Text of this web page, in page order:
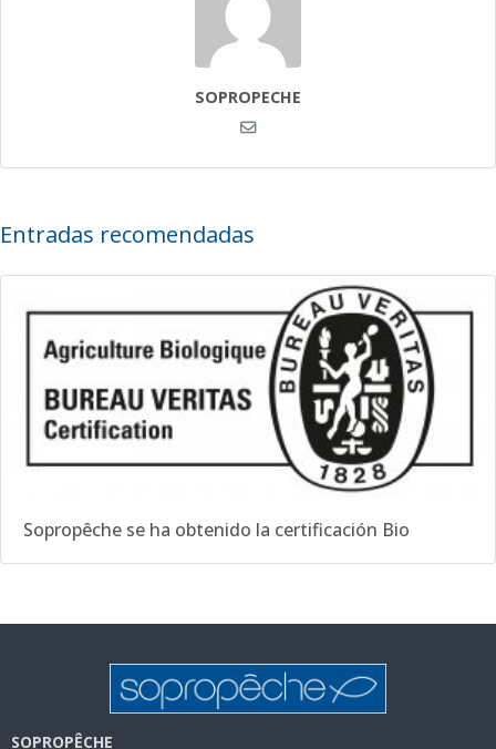
SOPROPECHE
Entradas recomendadas
Sopropêche se ha obtenido la certificación Bio
SOPROPÊCHE